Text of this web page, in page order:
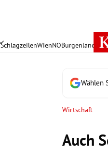
SchlagzeilenWienNÖBurgenland
Wählen
Wirtschaft
Auch